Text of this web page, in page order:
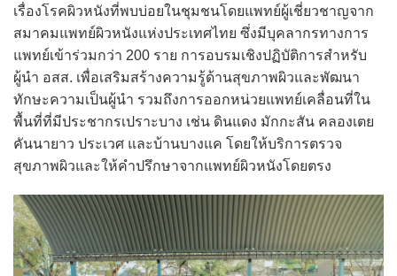
เรื่องโรคผิวหนังที่พบบ่อยในชุมชนโดยแพทย์ผู้เชี่ยวชาญจาก
สมาคมแพทย์ผิวหนังแห่งประเทศไทย ซึ่งมีบุคลากรทางการ
แพทย์เข้าร่วมกว่า 200 ราย การอบรมเชิงปฏิบัติการสำหรับ
ผู้นำ อสส. เพื่อเสริมสร้างความรู้ด้านสุขภาพผิวและพัฒนา
ทักษะความเป็นผู้นำ รวมถึงการออกหน่วยแพทย์เคลื่อนที่ใน
พื้นที่ที่มีประชากรเปราะบาง เช่น ดินแดง มักกะสัน คลองเตย
คันนายาว ประเวศ และบ้านบางแค โดยให้บริการตรวจ
สุขภาพผิวและให้คำปรึกษาจากแพทย์ผิวหนังโดยตรง